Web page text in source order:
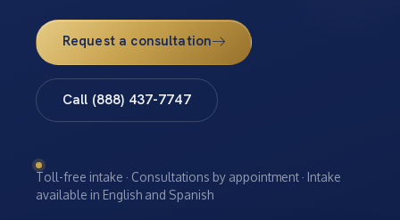
Request a consultation
Call (888) 437-7747
Toll-free intake · Consultations by appointment · Intake
available in English and Spanish